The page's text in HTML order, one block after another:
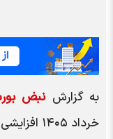
به گزارشنبض
خرداد